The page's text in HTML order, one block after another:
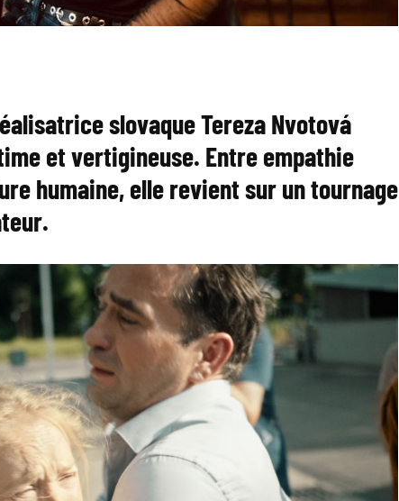
slovaque Tereza Nvotová
et vertigineuse. Entre empathie
humaine, elle revient sur un tournage